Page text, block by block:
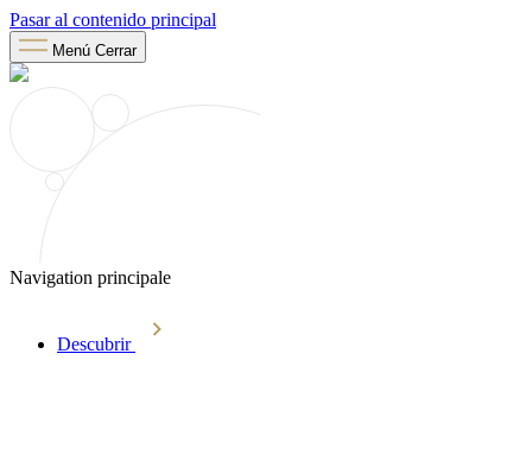
Pasar al contenido principal
Menú Cerrar
Navigation principale
Descubrir